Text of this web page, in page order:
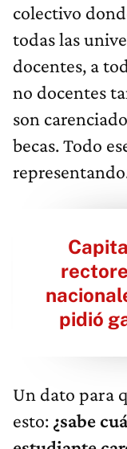
colectivo
todas las
docentes, a
no docentes
son
becas. Todo
pidió
Un dato para
esto: ¿sabe